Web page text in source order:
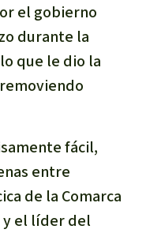
el gobierno
durante la
que le dio la
fácil,
entre
de la Comarca
y el líder del